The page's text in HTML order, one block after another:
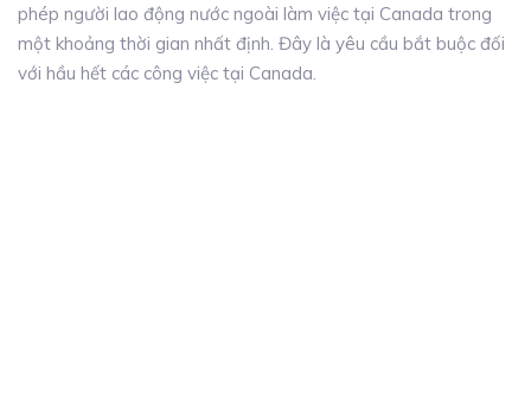
phép người lao động nước ngoài làm việc tại Canada trong
một khoảng thời gian nhất định. Đây là yêu cầu bắt buộc đối
với hầu hết các công việc tại Canada.